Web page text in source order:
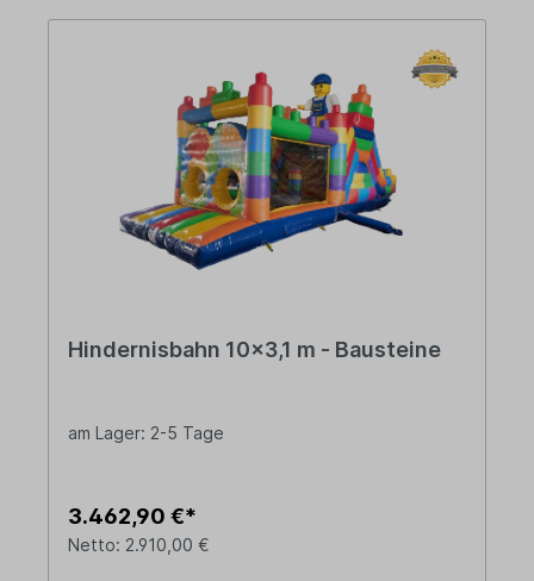
Hindernisbahn 10x3,1 m - Bausteine
am Lager: 2-5 Tage
3.462,90 €*
Netto: 2.910,00 €